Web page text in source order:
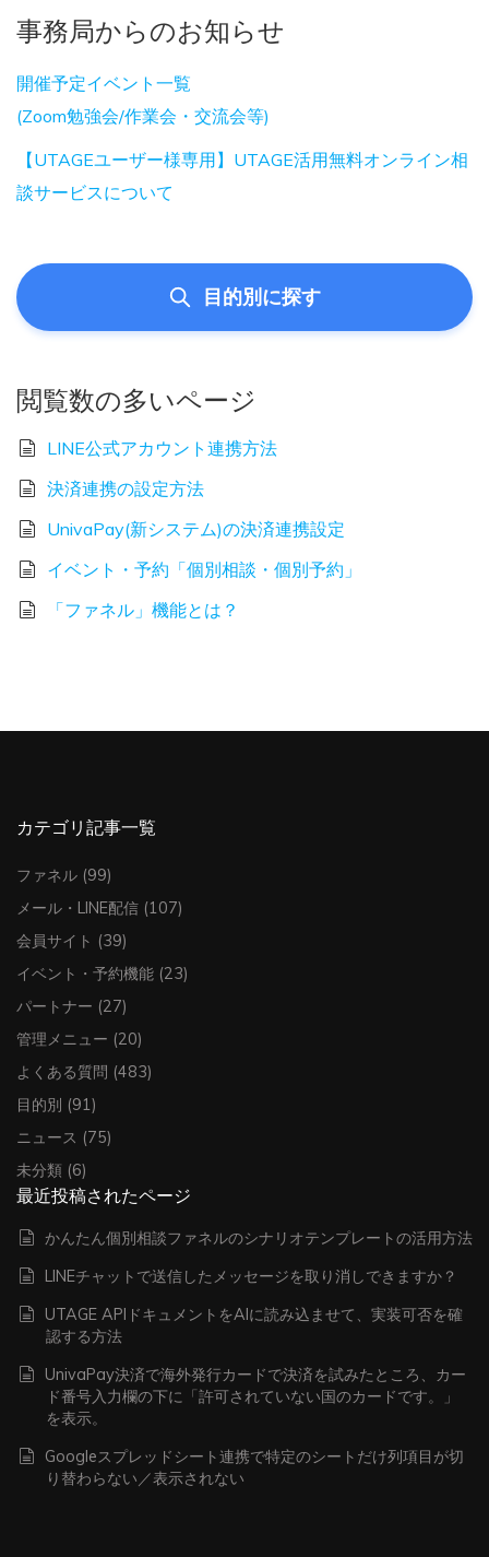
事務局からのお知らせ
開催予定イベント一覧
(Zoom勉強会/作業会・交流会等)
【UTAGEユーザー様専用】UTAGE活用無料オンライン相
談サービスについて
目的別に探す
閲覧数の多いページ
LINE公式アカウント連携方法
決済連携の設定方法
UnivaPay(新システム)の決済連携設定
イベント・予約「個別相談・個別予約」
「ファネル」機能とは？
カテゴリ記事一覧
ファネル (99)
メール・LINE配信 (107)
会員サイト (39)
イベント・予約機能 (23)
パートナー (27)
管理メニュー (20)
よくある質問 (483)
目的別 (91)
ニュース (75)
未分類 (6)
最近投稿されたページ
かんたん個別相談ファネルのシナリオテンプレートの活用方法
LINEチャットで送信したメッセージを取り消しできますか？
UTAGE APIドキュメントをAIに読み込ませて、実装可否を確
認する方法
UnivaPay決済で海外発行カードで決済を試みたところ、カー
ド番号入力欄の下に「許可されていない国のカードです。」
を表示。
Googleスプレッドシート連携で特定のシートだけ列項目が切
り替わらない／表示されない